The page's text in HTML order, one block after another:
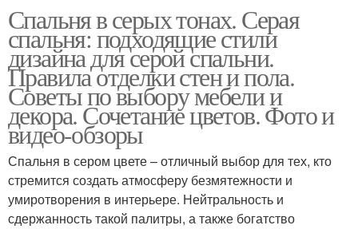
Спальня в серых тонах. Серая
спальня: подходящие стили
дизайна для серой спальни.
Правила отделки стен и пола.
Советы по выбору мебели и
декора. Сочетание цветов. Фото и
видео-обзоры
Спальня в сером цвете – отличный выбор для тех, кто
стремится создать атмосферу безмятежности и
умиротворения в интерьере. Нейтральность и
сдержанность такой палитры, а также богатство